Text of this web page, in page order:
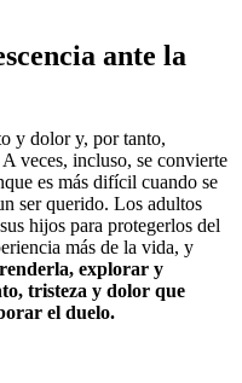
ante la
y dolor y, por tanto,
veces, incluso, se convierte
es más difícil cuando se
ser querido. Los adultos
hijos para protegerlos del
más de la vida, y
explorar y
tristeza y dolor que
el duelo.